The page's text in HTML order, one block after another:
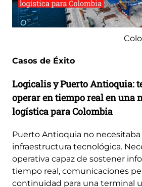
Casos de Éxito
Logicalis y Puerto Antioquia:
operar en tiempo real en una
logística para Colombia
Puerto Antioquia no necesitaba
infraestructura tecnológica.
operativa capaz de sostener
tiempo real, comunicaciones
continuidad para una terminal